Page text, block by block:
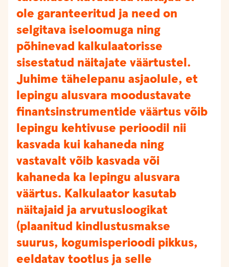
ole garanteeritud ja need on
selgitava iseloomuga ning
põhinevad kalkulaatorisse
sisestatud näitajate väärtustel.
Juhime tähelepanu asjaolule, et
lepingu alusvara moodustavate
finantsinstrumentide väärtus võib
lepingu kehtivuse perioodil nii
kasvada kui kahaneda ning
vastavalt võib kasvada või
kahaneda ka lepingu alusvara
väärtus. Kalkulaator kasutab
näitajaid ja arvutusloogikat
(plaanitud kindlustusmakse
suurus, kogumisperioodi pikkus,
eeldatav tootlus ja selle